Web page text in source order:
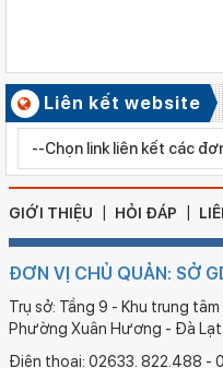
Số ký hiệu: 2577/QĐ-
Ngày ban hành: 05/08/2026
Chỉnh sửa bằng TN THPT
Liên kết website
GIỚI THIỆU HỎI ĐÁP
ĐƠN VỊ CHỦ QUẢN: SỞ
Trụ sở: Tầng 9 - Khu trung
Phường Xuân Hương - Đà Lạt.
Điện thoại: 02633. 822.488 -